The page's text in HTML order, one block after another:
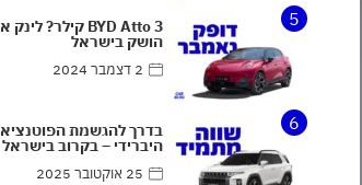
5
הושק בישראל
2 דצמבר 2024
6
היברידי – בקרוב בישראל
25 אוקטובר 2025